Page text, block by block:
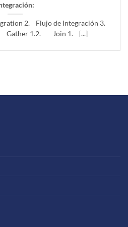
2. Flujo de Integración 3.
Gather 1.2. Join 1. [...]